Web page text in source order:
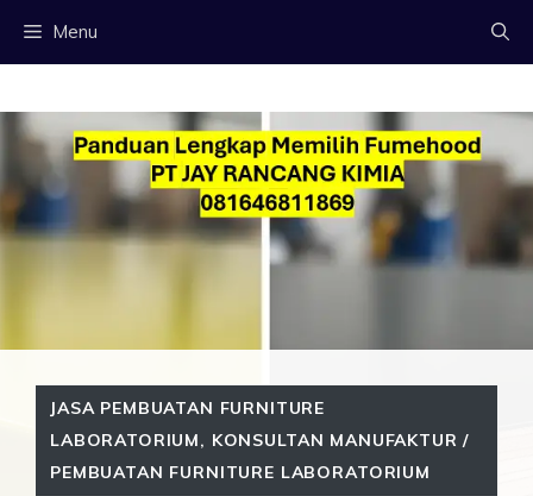
Menu
JASA PEMBUATAN FURNITURE
LABORATORIUM, KONSULTAN MANUFAKTUR /
PEMBUATAN FURNITURE LABORATORIUM